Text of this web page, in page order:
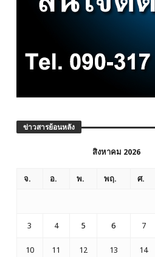
ข่าวสารย้อนหลัง
สิงหาคม 2026
จ. อ. พ. พฤ. ศ.
3 4 5 6 7
10 11 12 13 14